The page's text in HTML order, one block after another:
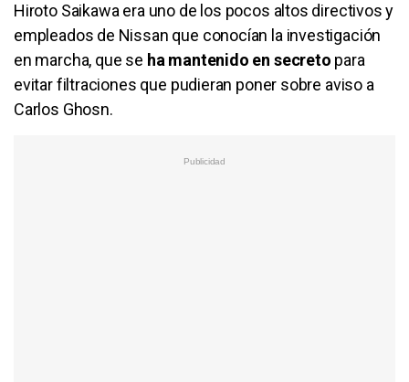
Hiroto Saikawa era uno de los pocos altos directivos y
empleados de Nissan que conocían la investigación
en marcha, que se ha mantenido en secreto para
evitar filtraciones que pudieran poner sobre aviso a
Carlos Ghosn.